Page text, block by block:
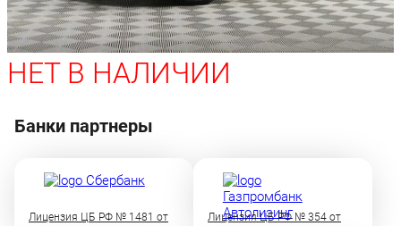
НЕТ В НАЛИЧИИ
Банки партнеры
Лицензия ЦБ РФ № 1481 от
Лицензия ЦБ РФ № 354 от